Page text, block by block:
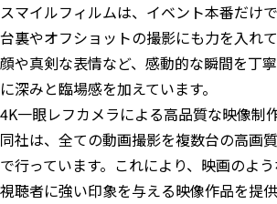
スマイルフィルムは、イベント本番だけ
台裏やオフショットの撮影にも力を入れ
顔や真剣な表情など、感動的な瞬間を丁
に深みと臨場感を加えています。
4K一眼レフカメラによる高品質な映像制
同社は、全ての動画撮影を複数台の高画
で行っています。これにより、映画のよう
視聴者に強い印象を与える映像作品を提供